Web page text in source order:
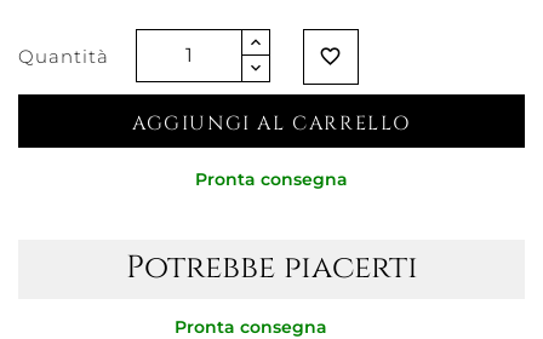
Quantità favorite_border
AGGIUNGI AL CARRELLO
Pronta consegna
Potrebbe piacerti
Pronta consegna